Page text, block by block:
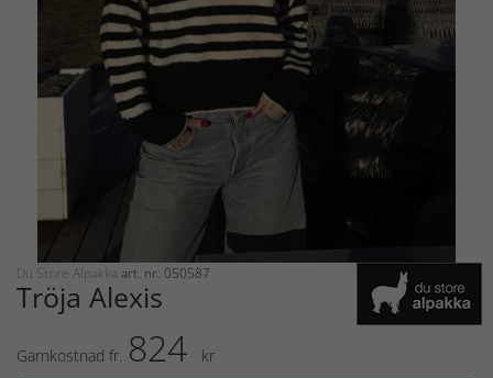
Du Store Alpakka art. nr: 050587
Tröja Alexis
Garnkostnad fr. 824
kr